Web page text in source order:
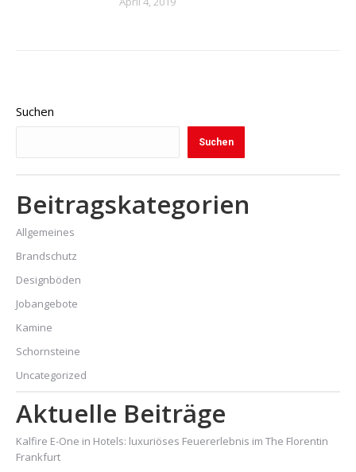
Suchen
Suchen
Beitragskategorien
Allgemeines
Brandschutz
Designböden
Jobangebote
Kamine
Schornsteine
Uncategorized
Aktuelle Beiträge
Kalfire E-One in Hotels: luxuriöses Feuererlebnis im The Florentin
Frankfurt